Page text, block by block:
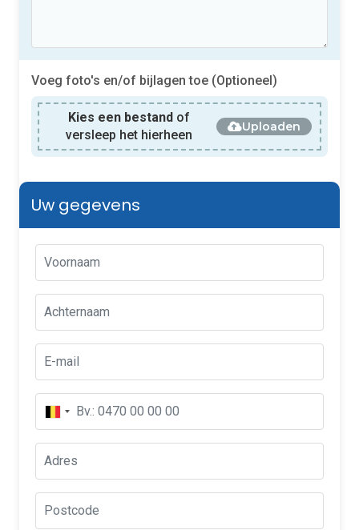
Voeg foto's en/of bijlagen toe (Optioneel)
Kies een bestand of
versleep het hierheen
Uploaden
Uw gegevens